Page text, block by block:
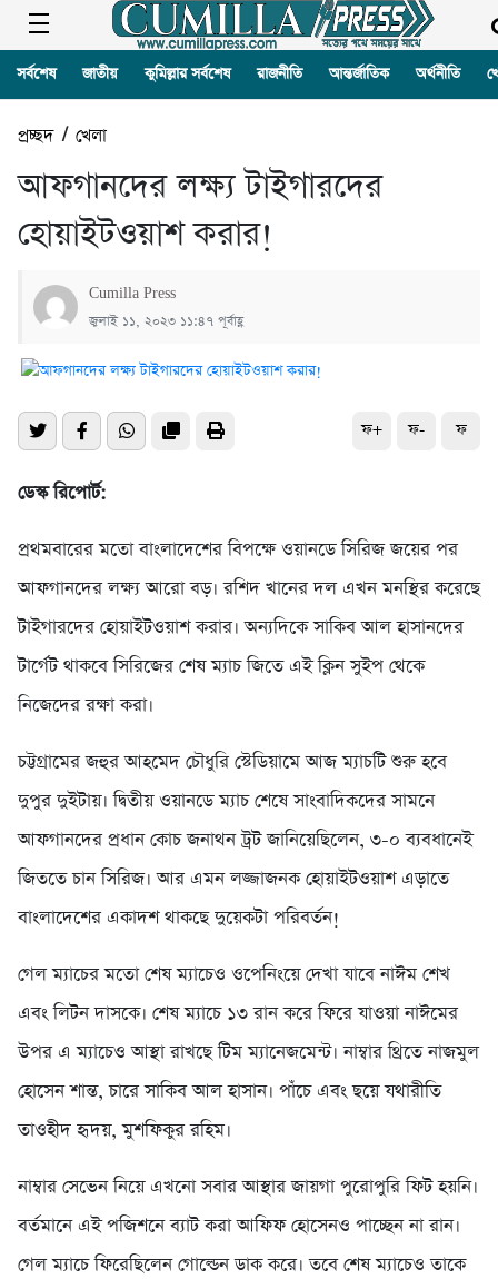
সর্বশেষ জাতীয় কুমিল্লার সর্বশেষ রাজনীতি আন্তর্জাতিক অর্থনীতি
প্রচ্ছদ/ খেলা
আফগানদের লক্ষ্য টাইগারদের
হোয়াইটওয়াশ করার!
Cumilla Press
জুলাই ১১, ২০২৩ ১১:৪৭ পূর্বাহ্ণ
ফ+ ফ- ফ
ডেস্ক রিপোর্ট:
প্রথমবারের মতো বাংলাদেশের বিপক্ষে ওয়ানডে সিরিজ জয়ের পর
আফগানদের লক্ষ্য আরো বড়। রশিদ খানের দল এখন মনস্থির করেছে
টাইগারদের হোয়াইটওয়াশ করার। অন্যদিকে সাকিব আল হাসানদের
টার্গেট থাকবে সিরিজের শেষ ম্যাচ জিতে এই ক্লিন সুইপ থেকে
নিজেদের রক্ষা করা।
চট্টগ্রামের জহুর আহমেদ চৌধুরি স্টেডিয়ামে আজ ম্যাচটি শুরু হবে
দুপুর দুইটায়। দ্বিতীয় ওয়ানডে ম্যাচ শেষে সাংবাদিকদের সামনে
আফগানদের প্রধান কোচ জনাথন ট্রট জানিয়েছিলেন, ৩-০ ব্যবধানেই
জিততে চান সিরিজ। আর এমন লজ্জাজনক হোয়াইটওয়াশ এড়াতে
বাংলাদেশের একাদশ থাকছে দুয়েকটা পরিবর্তন!
গেল ম্যাচের মতো শেষ ম্যাচেও ওপেনিংয়ে দেখা যাবে নাঈম শেখ
এবং লিটন দাসকে। শেষ ম্যাচে ১৩ রান করে ফিরে যাওয়া নাঈমের
উপর এ ম্যাচেও আস্থা রাখছে টিম ম্যানেজমেন্ট। নাম্বার থ্রিতে নাজমুল
হোসেন শান্ত, চারে সাকিব আল হাসান। পাঁচে এবং ছয়ে যথারীতি
তাওহীদ হৃদয়, মুশফিকুর রহিম।
নাম্বার সেভেন নিয়ে এখনো সবার আস্থার জায়গা পুরোপুরি ফিট হয়নি।
বর্তমানে এই পজিশনে ব্যাট করা আফিফ হোসেনও পাচ্ছেন না রান।
গেল ম্যাচে ফিরেছিলেন গোল্ডেন ডাক করে। তবে শেষ ম্যাচেও তাকে